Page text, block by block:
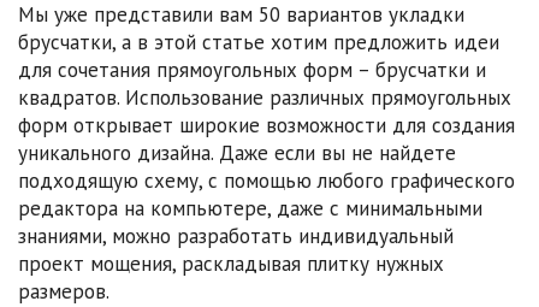
Мы уже представили вам 50 вариантов укладки
брусчатки, а в этой статье хотим предложить идеи
для сочетания прямоугольных форм – брусчатки и
квадратов. Использование различных прямоугольных
форм открывает широкие возможности для создания
уникального дизайна. Даже если вы не найдете
подходящую схему, с помощью любого графического
редактора на компьютере, даже с минимальными
знаниями, можно разработать индивидуальный
проект мощения, раскладывая плитку нужных
размеров.